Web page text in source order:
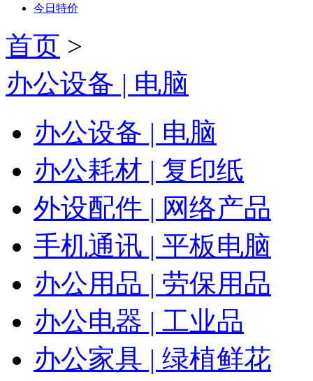
今日特价
首页 >
办公设备 | 电脑
办公设备 | 电脑
办公耗材 | 复印纸
外设配件 | 网络产品
手机通讯 | 平板电脑
办公用品 | 劳保用品
办公电器 | 工业品
办公家具 | 绿植鲜花